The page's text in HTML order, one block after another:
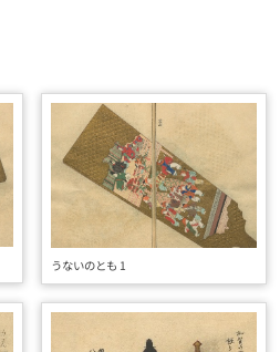
うないのとも 1